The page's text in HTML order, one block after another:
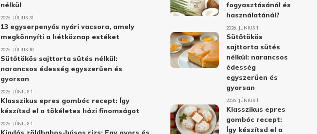
nélkül
2026. JÚLIUS 31.
13 egyserpenyős nyári vacsora, amely
megkönnyíti a hétköznap estéket
2026. JÚLIUS 10.
Sütőtökös sajttorta sütés nélkül:
narancsos édesség egyszerűen és
gyorsan
2026. JÚNIUS 1.
Klasszikus epres gombóc recept: Így
készítsd el a tökéletes házi finomságot
2026. JÚNIUS 1.
fogyasztásánál és
használatánál?
2026. JÚNIUS 1.
Sütőtökös
sajttorta sütés
nélkül: narancsos
édesség
egyszerűen és
gyorsan
2026. JÚNIUS 1.
Klasszikus epres
gombóc recept:
Így készítsd el a